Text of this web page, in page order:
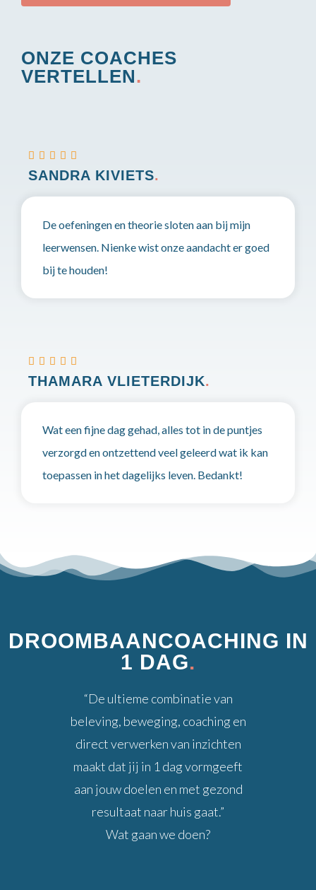
ONZE COACHES
VERTELLEN.
    
SANDRA KIVIETS.
De oefeningen en theorie sloten aan bij mijn
leerwensen. Nienke wist onze aandacht er goed
bij te houden!
    
THAMARA VLIETERDIJK.
Wat een fijne dag gehad, alles tot in de puntjes
verzorgd en ontzettend veel geleerd wat ik kan
toepassen in het dagelijks leven. Bedankt!
DROOMBAANCOACHING IN
1 DAG.
“De ultieme combinatie van
beleving, beweging, coaching en
direct verwerken van inzichten
maakt dat jij in 1 dag vormgeeft
aan jouw doelen en met gezond
resultaat naar huis gaat.”
Wat gaan we doen?